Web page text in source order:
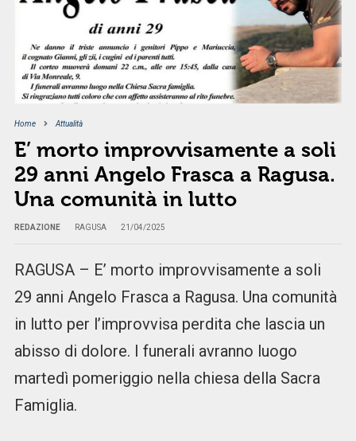
Home Attualità
E’ morto improvvisamente a soli
29 anni Angelo Frasca a Ragusa.
Una comunità in lutto
REDAZIONE RAGUSA 21/04/2025
RAGUSA – E’ morto improvvisamente a soli
29 anni Angelo Frasca a Ragusa. Una comunità
in lutto per l’improvvisa perdita che lascia un
abisso di dolore. I funerali avranno luogo
martedì pomeriggio nella chiesa della Sacra
Famiglia.